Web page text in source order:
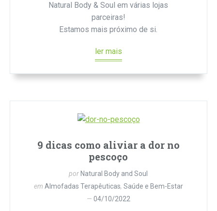
Natural Body & Soul em várias lojas
parceiras!
Estamos mais próximo de si.
ler mais
9 dicas como aliviar a dor no
pescoço
por Natural Body and Soul
em Almofadas Terapêuticas, Saúde e Bem-Estar
04/10/2022